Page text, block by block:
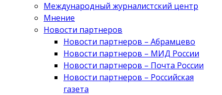
Международный журналистский центр
Мнение
Новости партнеров
Новости партнеров – Абрамцево
Новости партнеров – МИД России
Новости партнеров – Почта России
Новости партнеров – Российская
газета